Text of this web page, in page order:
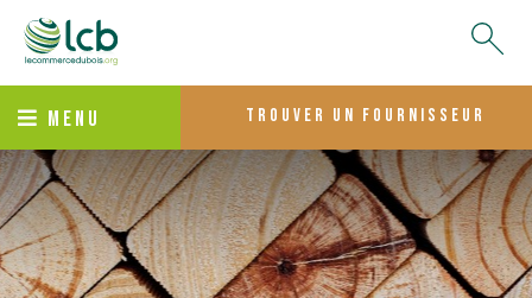
MENU trouver un fournisseur